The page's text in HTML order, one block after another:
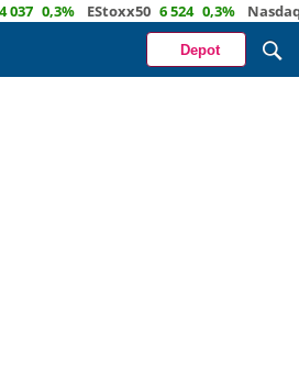
0,3% EStoxx50 6 524 0,3% Nasdaq 29
Depot